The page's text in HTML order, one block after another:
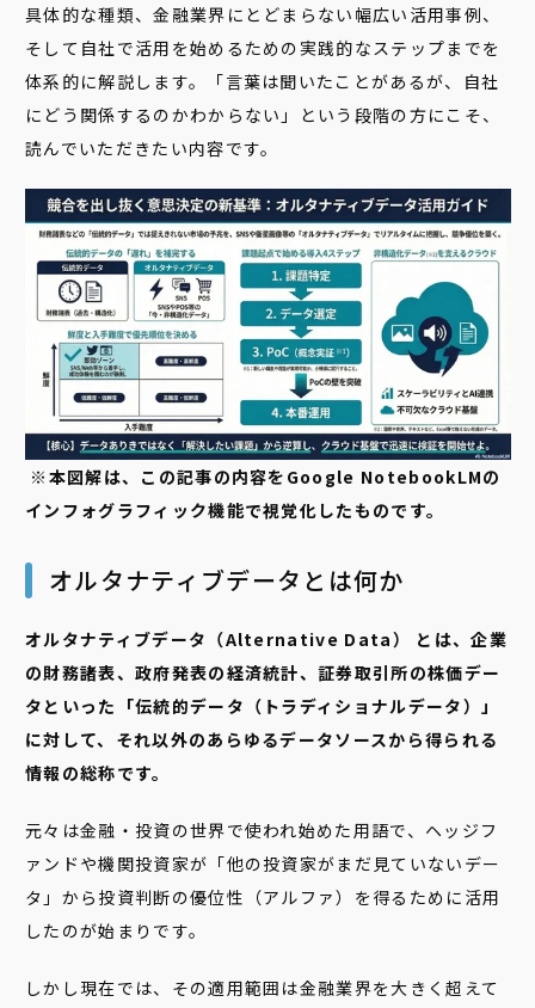
具体的な種類、金融業界にとどまらない幅広い活用事例、
そして自社で活用を始めるための実践的なステップまでを
体系的に解説します。「言葉は聞いたことがあるが、自社
にどう関係するのかわからない」という段階の方にこそ、
読んでいただきたい内容です。
※本図解は、この記事の内容をGoogle NotebookLMの
インフォグラフィック機能で視覚化したものです。
オルタナティブデータとは何か
オルタナティブデータ（Alternative Data） とは、企業
の財務諸表、政府発表の経済統計、証券取引所の株価デー
タといった「伝統的データ（トラディショナルデータ）」
に対して、それ以外のあらゆるデータソースから得られる
情報の総称です。
元々は金融・投資の世界で使われ始めた用語で、ヘッジフ
ァンドや機関投資家が「他の投資家がまだ見ていないデー
タ」から投資判断の優位性（アルファ）を得るために活用
したのが始まりです。
しかし現在では、その適用範囲は金融業界を大きく超えて